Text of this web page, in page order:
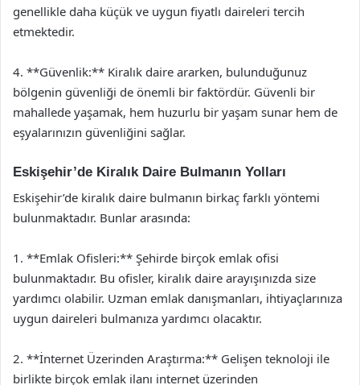
genellikle daha küçük ve uygun fiyatlı daireleri tercih
etmektedir.
4. **Güvenlik:** Kiralık daire ararken, bulunduğunuz
bölgenin güvenliği de önemli bir faktördür. Güvenli bir
mahallede yaşamak, hem huzurlu bir yaşam sunar hem de
eşyalarınızın güvenliğini sağlar.
Eskişehir’de Kiralık Daire Bulmanın Yolları
Eskişehir’de kiralık daire bulmanın birkaç farklı yöntemi
bulunmaktadır. Bunlar arasında:
1. **Emlak Ofisleri:** Şehirde birçok emlak ofisi
bulunmaktadır. Bu ofisler, kiralık daire arayışınızda size
yardımcı olabilir. Uzman emlak danışmanları, ihtiyaçlarınıza
uygun daireleri bulmanıza yardımcı olacaktır.
2. **İnternet Üzerinden Araştırma:** Gelişen teknoloji ile
birlikte birçok emlak ilanı internet üzerinden